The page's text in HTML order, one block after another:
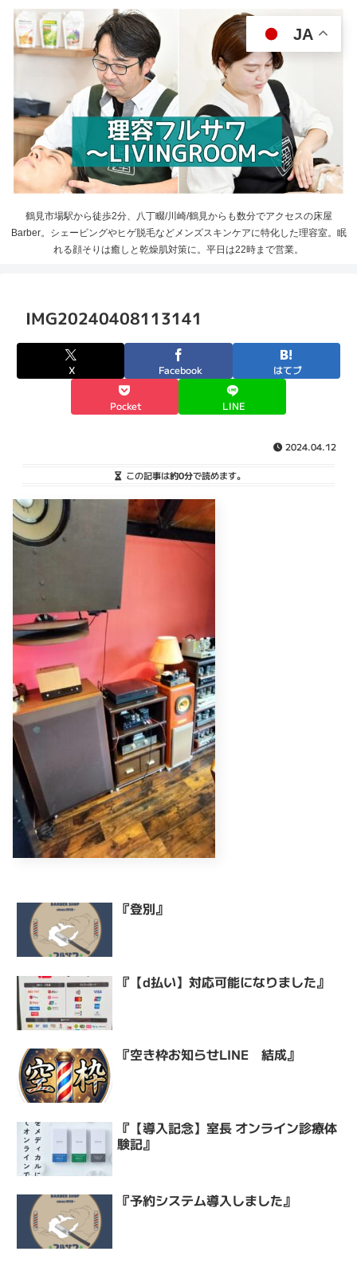
鶴見市場駅から徒歩2分、八丁畷/川崎/鶴見からも数分でアクセスの床屋
Barber。シェービングやヒゲ脱毛などメンズスキンケアに特化した理容室。眠
れる顔そりは癒しと乾燥肌対策に。平日は22時まで営業。
IMG20240408113141
X Facebook はてブ
Pocket LINE
2024.04.12
この記事は約0分で読めます。
『登別』
『【d払い】対応可能になりました』
『空き枠お知らせLINE 結成』
『【導入記念】室長 オンライン診療体
験記』
『予約システム導入しました』
JA